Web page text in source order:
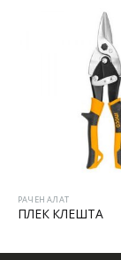
РАЧЕН АЛАТ
ПЛЕК КЛЕШТА